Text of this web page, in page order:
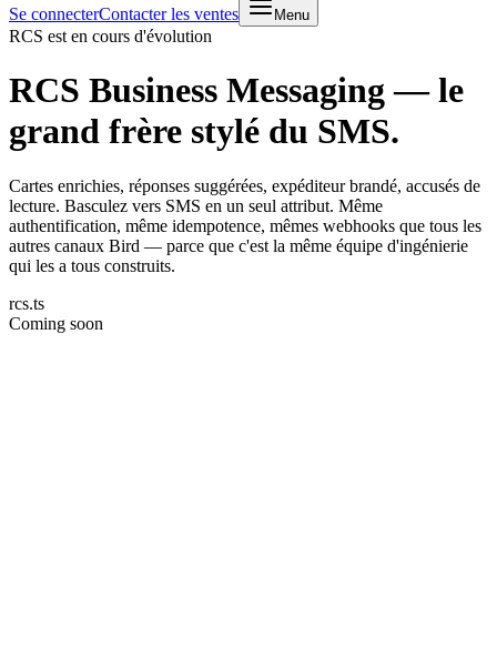
Se connecterContacter les ventes Menu
RCS est en cours d'évolution
RCS Business Messaging— le
grand frère stylé du SMS.
Cartes enrichies, réponses suggérées, expéditeur brandé, accusés de
lecture. Basculez vers SMS en un seul attribut. Même
authentification, même idempotence, mêmes webhooks que tous les
autres canaux Bird — parce que c'est la même équipe d'ingénierie
qui les a tous construits.
rcs.ts
Coming soon